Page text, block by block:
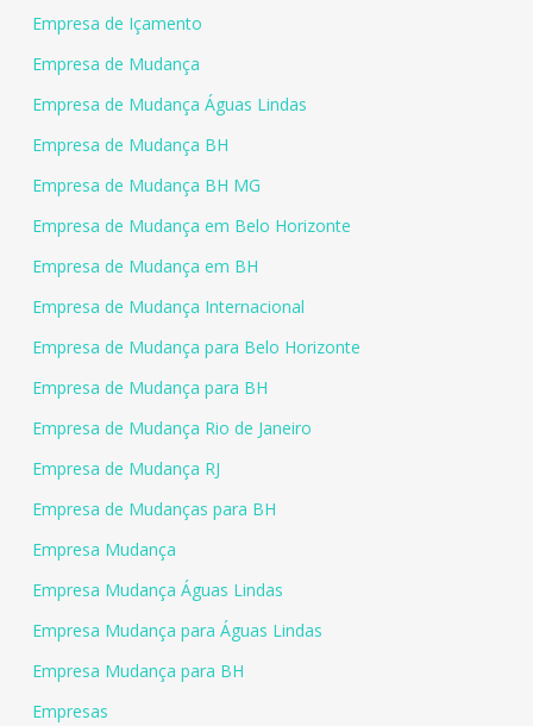
Empresa de Içamento
Empresa de Mudança
Empresa de Mudança Águas Lindas
Empresa de Mudança BH
Empresa de Mudança BH MG
Empresa de Mudança em Belo Horizonte
Empresa de Mudança em BH
Empresa de Mudança Internacional
Empresa de Mudança para Belo Horizonte
Empresa de Mudança para BH
Empresa de Mudança Rio de Janeiro
Empresa de Mudança RJ
Empresa de Mudanças para BH
Empresa Mudança
Empresa Mudança Águas Lindas
Empresa Mudança para Águas Lindas
Empresa Mudança para BH
Empresas